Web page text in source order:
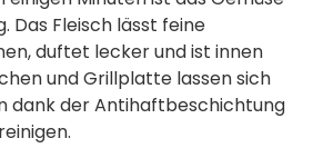
Das Fleisch lässt feine
duftet lecker und ist innen
und Grillplatte lassen sich
dank der Antihaftbeschichtung